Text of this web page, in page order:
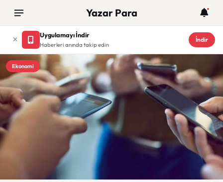
Yazar Para
Uygulamayı İndir
Haberleri anında takip edin
İndir
Ekonomi